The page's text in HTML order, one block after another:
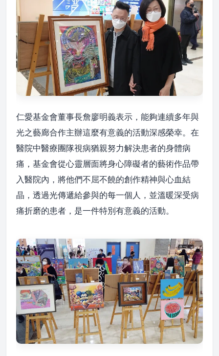
仁愛基金會董事長詹廖明義表示，能夠連續多年與
光之藝廊合作主辦這麼有意義的活動深感榮幸。在
醫院中醫療團隊視病猶親努力解決患者的身體病
痛，基金會從心靈層面將身心障礙者的藝術作品帶
入醫院內，將他們不屈不饒的創作精神與心血結
晶，透過光傳遞給參與的每一個人，並溫暖深受病
痛折磨的患者，是一件特別有意義的活動。